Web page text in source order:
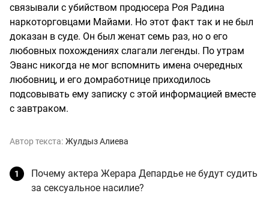
связывали с убийством продюсера Роя Радина
наркоторговцами Майами. Но этот факт так и не был
доказан в суде. Он был женат семь раз, но о его
любовных похождениях слагали легенды. По утрам
Эванс никогда не мог вспомнить имена очередных
любовниц, и его домработнице приходилось
подсовывать ему записку с этой информацией вместе
с завтраком.
Автор текста: Жулдыз Алиева
Почему актера Жерара Депардье не будут судить
за сексуальное насилие?